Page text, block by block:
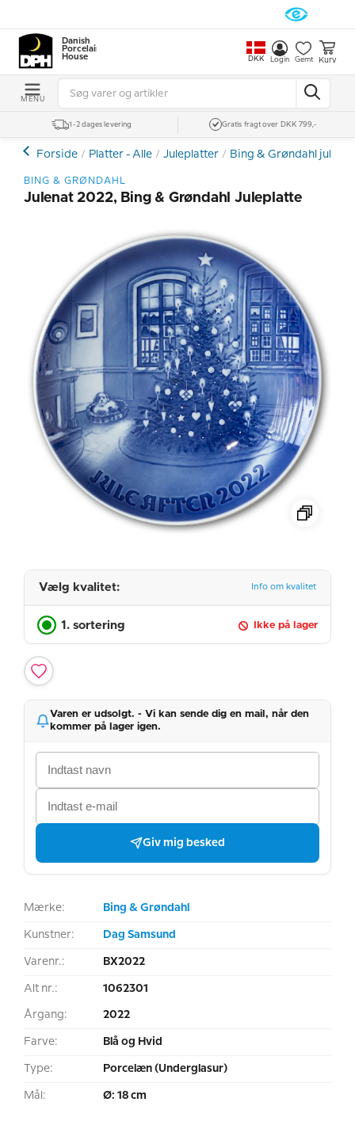
Danish
Porcelain
House
DKK Login Gemt Kurv
MENU
1-2 dages levering Gratis fragt over DKK 799,-
Forside Platter - Alle Juleplatter Bing & Grøndahl
BING & GRØNDAHL
Julenat 2022, Bing & Grøndahl Juleplatte
Vælg kvalitet: Info om kvalitet
1. sortering Ikke på lager
Varen er udsolgt. - Vi kan sende dig en mail, når den
kommer på lager igen.
Giv mig besked
Mærke: Bing & Grøndahl
Kunstner: Dag Samsund
Varenr.: BX2022
Alt nr.: 1062301
Årgang: 2022
Farve: Blå og Hvid
Type: Porcelæn (Underglasur)
Mål: Ø: 18 cm